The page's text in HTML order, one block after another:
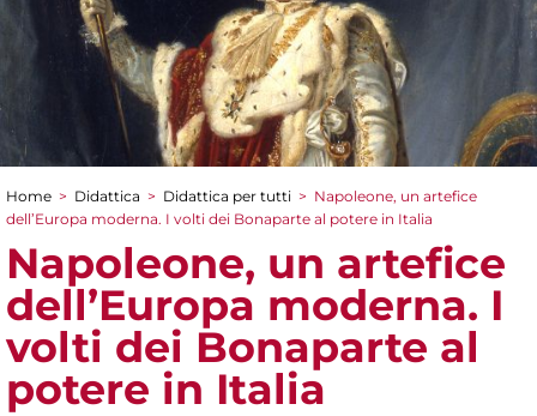
Tu sei qui
Home > Didattica > Didattica per tutti > Napoleone, un artefice
dell’Europa moderna. I volti dei Bonaparte al potere in Italia
Napoleone, un artefice
dell’Europa moderna. I
volti dei Bonaparte al
potere in Italia